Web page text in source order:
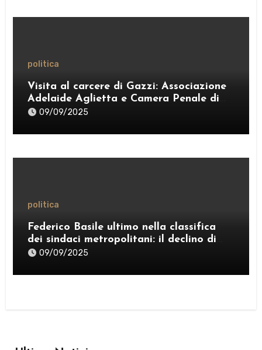
politica
Visita al carcere di Gazzi: Associazione
Adelaide Aglietta e Camera Penale di
Messina denunciano carenze di
riabilitazione attraverso il teatro
09/09/2025
politica
Federico Basile ultimo nella classifica
dei sindaci metropolitani: il declino di
Messina e la crisi della politica di “Sud
09/09/2025